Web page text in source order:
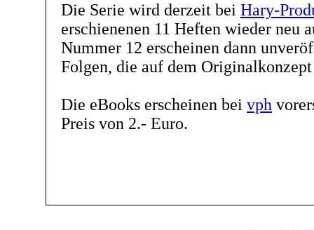
Die Serie wird derzeit bei Hary-
erschienenen 11 Heften wieder neu
Nummer 12 erscheinen dann
Folgen, die auf dem
Die eBooks erscheinen bei vph
Preis von 2.- Euro.